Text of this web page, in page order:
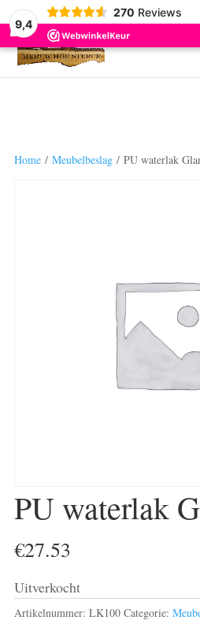
9,4
270 Reviews
Home/ Meubelbeslag/ PU waterlak
PU waterlak
€27.53
Uitverkocht
Artikelnummer: LK100 Categorie: